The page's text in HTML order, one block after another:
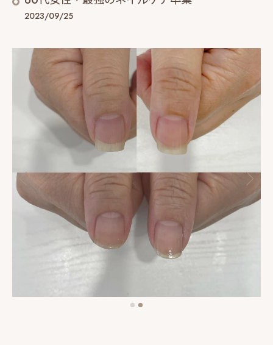
2023/09/25